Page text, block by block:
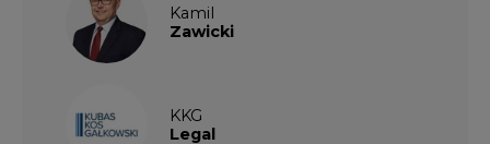
Kamil
Zawicki
KKG
Legal